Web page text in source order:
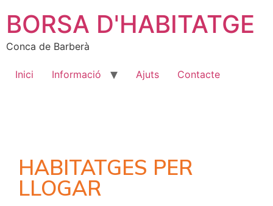
BORSA D'HABITATGE
Conca de Barberà
Inici Informació Ajuts Contacte
HABITATGES PER
LLOGAR